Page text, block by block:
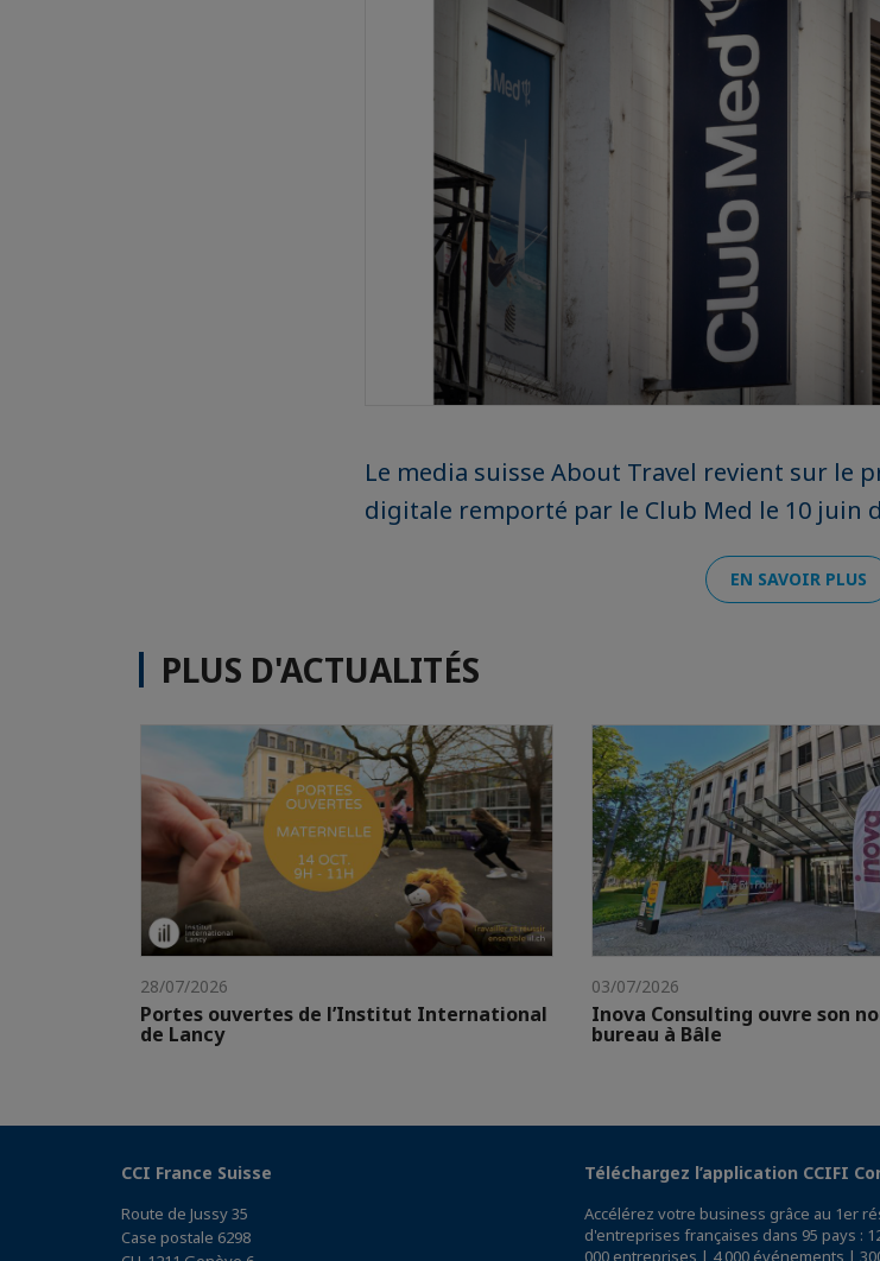
Le media suisse About Travel revient sur le
digitale remporté par le Club Med le 10 juin
EN SAVOIR PLUS
PLUS D'ACTUALITÉS
28/07/2026
Portes ouvertes de l’Institut International
de Lancy
03/07/2026
Inova Consulting ouvre son
bureau à Bâle
CCI France Suisse
Route de Jussy 35
Case postale 6298
Téléchargez l’application CCIFI
Accélérez votre business grâce au 1er
d'entreprises françaises dans 95 pays :
000 entreprises | 4 000 événements |